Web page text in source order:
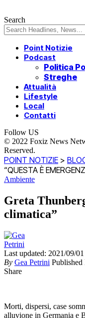
Search
Point Notizie
Podcast
Politica
Streghe
Attualità
Lifestyle
Local
Contatti
Follow US
© 2022 Foxiz News
Reserved.
POINT NOTIZIE >
“QUESTA È
Ambiente
Greta
climatica”
Last updated: 2021/09/
By Gea Petrini Published
Share
Morti, dispersi, case
alluvione in Germania e